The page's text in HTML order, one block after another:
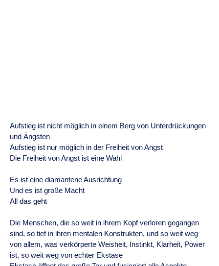
Aufstieg ist nicht möglich in einem Berg von Unterdrückungen
und Ängsten
Aufstieg ist nur möglich in der Freiheit von Angst
Die Freiheit von Angst ist eine Wahl
Es ist eine diamantene Ausrichtung
Und es ist große Macht
All das geht
Die Menschen, die so weit in ihrem Kopf verloren gegangen
sind, so tief in ihren mentalen Konstrukten, und so weit weg
von allem, was verkörperte Weisheit, Instinkt, Klarheit, Power
ist, so weit weg von echter Ekstase